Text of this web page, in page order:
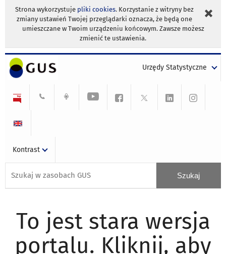
Strona wykorzystuje pliki cookies. Korzystanie z witryny bez
zmiany ustawień Twojej przeglądarki oznacza, że będą one
umieszczane w Twoim urządzeniu końcowym. Zawsze możesz
zmienić te ustawienia.
Urzędy Statystyczne
Kontrast
To jest stara wersja
portalu. Kliknij, aby